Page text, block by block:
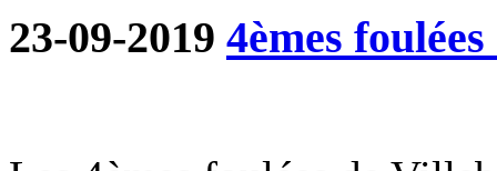
23-09-2019 4èmes